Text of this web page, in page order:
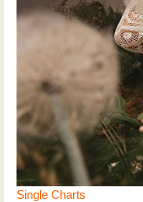
Single Charts